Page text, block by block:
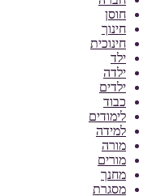
חוסן
חינוך
חינוכית
ילד
ילדה
ילדים
כבוד
לימודים
למידה
מורה
מורים
מחנך
מסגרת